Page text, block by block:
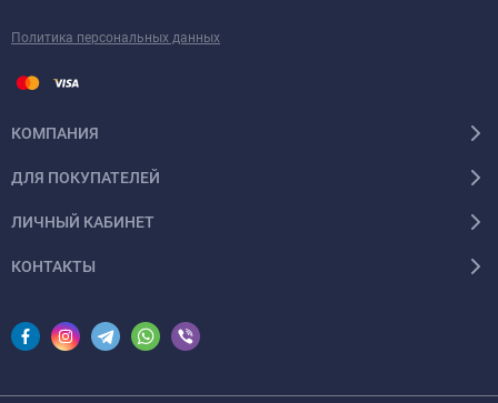
Политика персональных данных
КОМПАНИЯ
ДЛЯ ПОКУПАТЕЛЕЙ
ЛИЧНЫЙ КАБИНЕТ
КОНТАКТЫ